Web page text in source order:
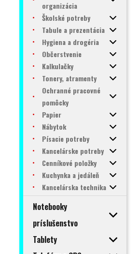
organizácia
Školské potreby
Tabule a prezentácia
Hygiena a drogéria
Občerstvenie
Kalkulačky
Tonery, atramenty
Ochranné pracovné
pomôcky
Papier
Nábytok
Písacie potreby
Kancelárske potreby
Cenníkové položky
Kuchynka a jedáleň
Kancelárska technika
Notebooky
príslušenstvo
Tablety